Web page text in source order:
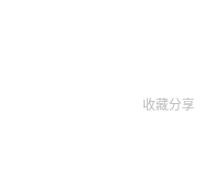
收藏分享